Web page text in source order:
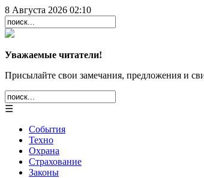
8 Августа 2026 02:10
Уважаемые читатели!
Присылайте свои замечания, предложения и
☰
События
Техно
Охрана
Страхование
Законы